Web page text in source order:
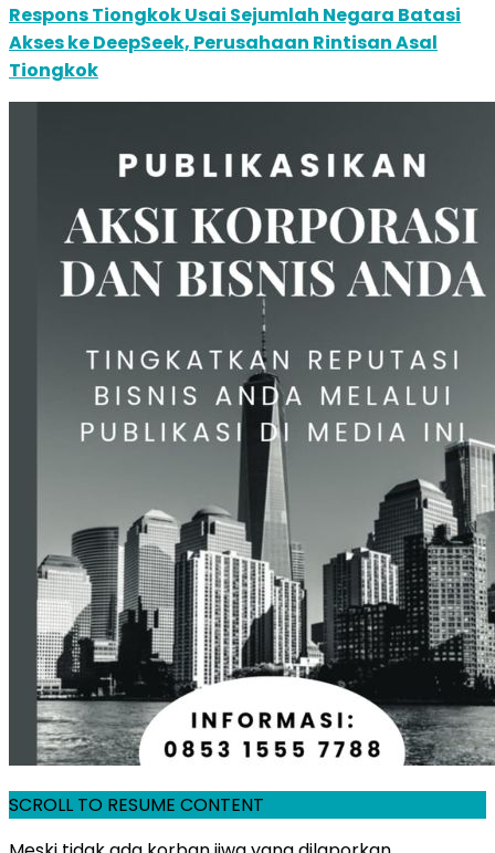
Respons Tiongkok Usai Sejumlah Negara Batasi
Akses ke DeepSeek, Perusahaan Rintisan Asal
Tiongkok
SCROLL TO RESUME CONTENT